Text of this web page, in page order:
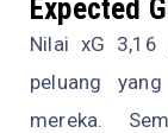
Expected
Nilai xG 3,16
peluang
mereka.